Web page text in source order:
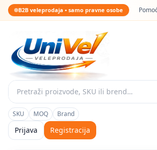
B2B veleprodaja • samo pravne osobe
SKU MOQ Brand
Prijava Registracija